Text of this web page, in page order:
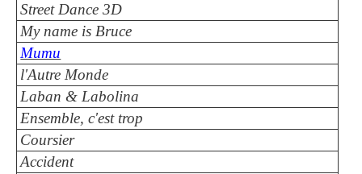
Street Dance 3D
My name is Bruce
Mumu
l'Autre Monde
Laban & Labolina
Ensemble, c'est trop
Coursier
Accident